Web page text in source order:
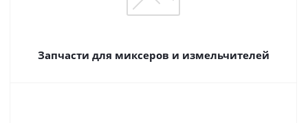
Запчасти для миксеров и измельчителей